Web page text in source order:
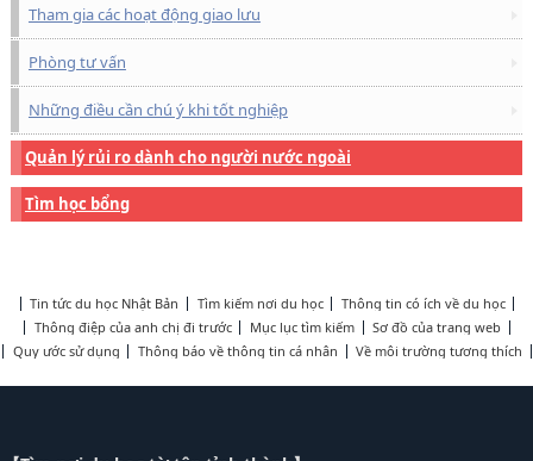
Tham gia các hoạt động giao lưu
Phòng tư vấn
Những điều cần chú ý khi tốt nghiệp
Quản lý rủi ro dành cho người nước ngoài
Tìm học bổng
Tin tức du học Nhật Bản Tìm kiếm nơi du học
Thông tin có ích về du học
Thông điệp của anh chị đi trước
Mục lục tìm kiếm
Sơ đồ của trang web
Quy ước sử dụng
Thông báo về thông tin cá nhân Về môi trường tương thích